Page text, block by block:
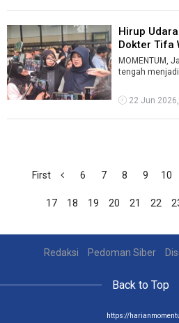
Hirup
Dokter Tifa
MOMENTUM,
tengah
22 Jun
First 6 7 8 9 10
17 18 19 20 21 22
Redaksi Pedoman Siber
Back to Top
https://